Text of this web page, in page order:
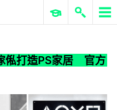
ERP 與商業 AI
俬打造PS家居 官方